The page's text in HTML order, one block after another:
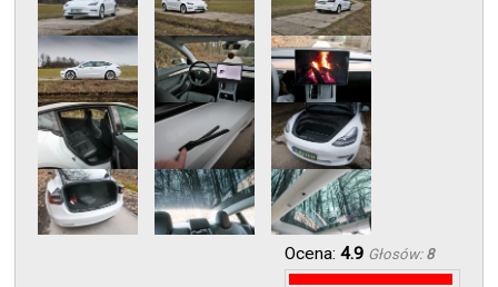
Ocena: 4.9 Głosów: 8